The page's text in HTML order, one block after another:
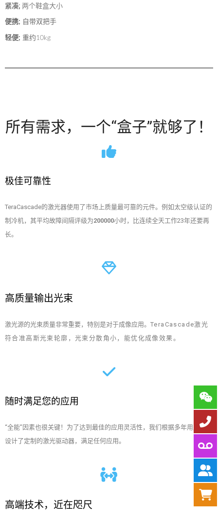
紧凑; 两个鞋盒大小
便携; 自带双把手
轻便; 重约10kg
所有需求，一个“盒子”就够了！
极佳可靠性
TeraCascade的激光器使用了市场上质量最可靠的元件。例如太空级认证的
制冷机，其平均故障间隔评级为200000小时，比连续全天工作23年还要再
长。
高质量输出光束
激光源的光束质量非常重要，特别是对于成像应用。 TeraCascade激光
符合准高斯光束轮廓，光束分散角小，能优化成像效果。
随时满足您的应用
“全能”因素也很关键！为了达到最佳的应用灵活性，我们根据多年用户反馈
设计了定制的激光驱动器，满足任何应用。
高端技术，近在咫尺